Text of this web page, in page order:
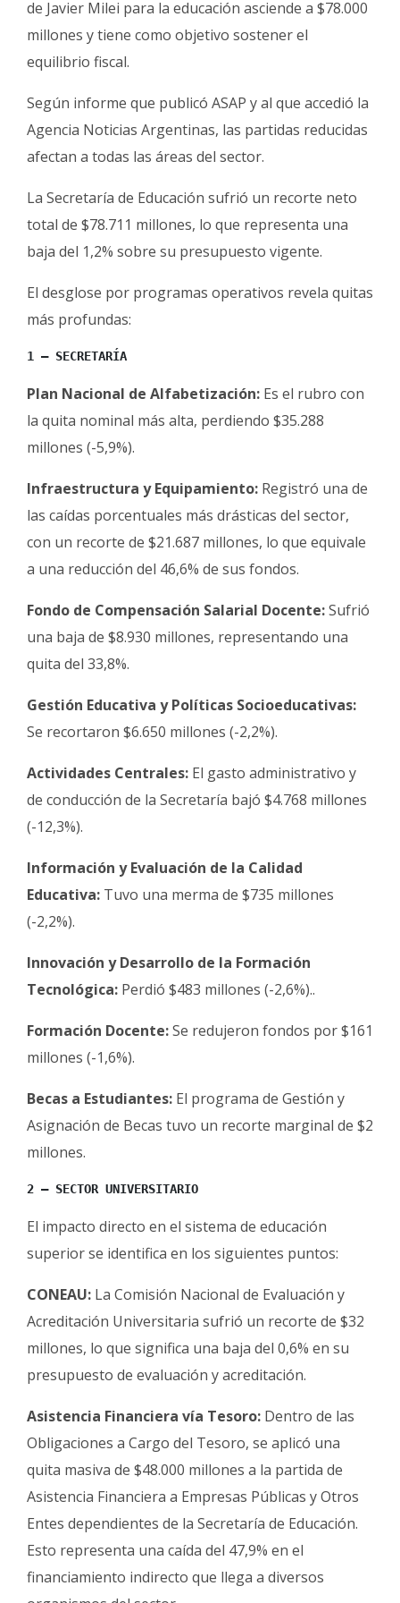
Fúnebres
de Javier Milei para la educación asciende a $78.000
millones y tiene como objetivo sostener el
equilibrio fiscal.
Según informe que publicó ASAP y al que accedió la
Agencia Noticias Argentinas, las partidas reducidas
afectan a todas las áreas del sector.
La Secretaría de Educación sufrió un recorte neto
total de $78.711 millones, lo que representa una
baja del 1,2% sobre su presupuesto vigente.
El desglose por programas operativos revela quitas
más profundas:
1 – SECRETARÍA
Plan Nacional de Alfabetización: Es el rubro con
la quita nominal más alta, perdiendo $35.288
millones (-5,9%).
Infraestructura y Equipamiento: Registró una de
las caídas porcentuales más drásticas del sector,
con un recorte de $21.687 millones, lo que equivale
a una reducción del 46,6% de sus fondos.
Fondo de Compensación Salarial Docente:Sufrió
una baja de $8.930 millones, representando una
quita del 33,8%.
Gestión Educativa y Políticas Socioeducativas:
Se recortaron $6.650 millones (-2,2%).
Actividades Centrales: El gasto administrativo y
de conducción de la Secretaría bajó $4.768 millones
(-12,3%).
Información y Evaluación de la Calidad
Educativa: Tuvo una merma de $735 millones
(-2,2%).
Innovación y Desarrollo de la Formación
Tecnológica: Perdió $483 millones (-2,6%)..
Formación Docente:Se redujeron fondos por $161
millones (-1,6%).
Becas a Estudiantes: El programa de Gestión y
Asignación de Becas tuvo un recorte marginal de $2
millones.
2 – SECTOR UNIVERSITARIO
El impacto directo en el sistema de educación
superior se identifica en los siguientes puntos:
CONEAU: La Comisión Nacional de Evaluación y
Acreditación Universitaria sufrió un recorte de $32
millones, lo que significa una baja del 0,6% en su
presupuesto de evaluación y acreditación.
Asistencia Financiera vía Tesoro: Dentro de las
Obligaciones a Cargo del Tesoro, se aplicó una
quita masiva de $48.000 millones a la partida de
Asistencia Financiera a Empresas Públicas y Otros
Entes dependientes de la Secretaría de Educación.
Esto representa una caída del 47,9% en el
financiamiento indirecto que llega a diversos